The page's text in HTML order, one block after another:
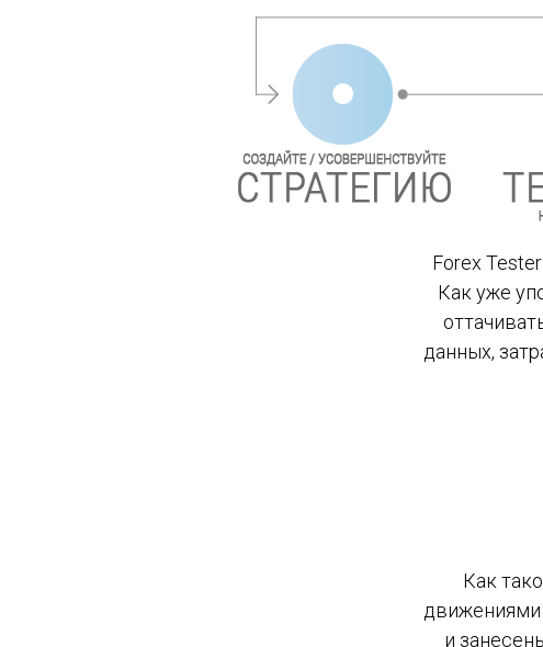
Forex
Как уже
данных,
Как
движениями
и